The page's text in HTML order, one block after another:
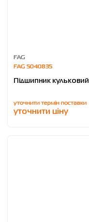
FAG
FAG 5040835
Підшипник кульковий
уточнити термін поставки
уточнити ціну